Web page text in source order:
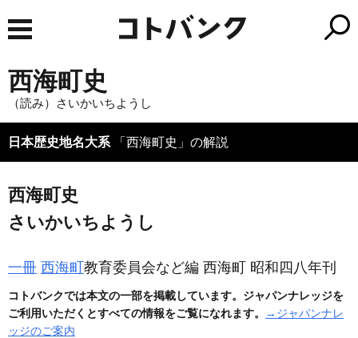
西海町史
（読み）さいかいちようし
日本歴史地名大系 「西海町史」の解説
西海町史
さいかいちようし
一冊 西海町 教育委員会など編 西海町 昭和四八年刊
コトバンクでは本文の一部を掲載しています。ジャパンナレッジを
ご利用いただくとすべての情報をご覧になれます。
→ジャパンナレ
ッジのご案内